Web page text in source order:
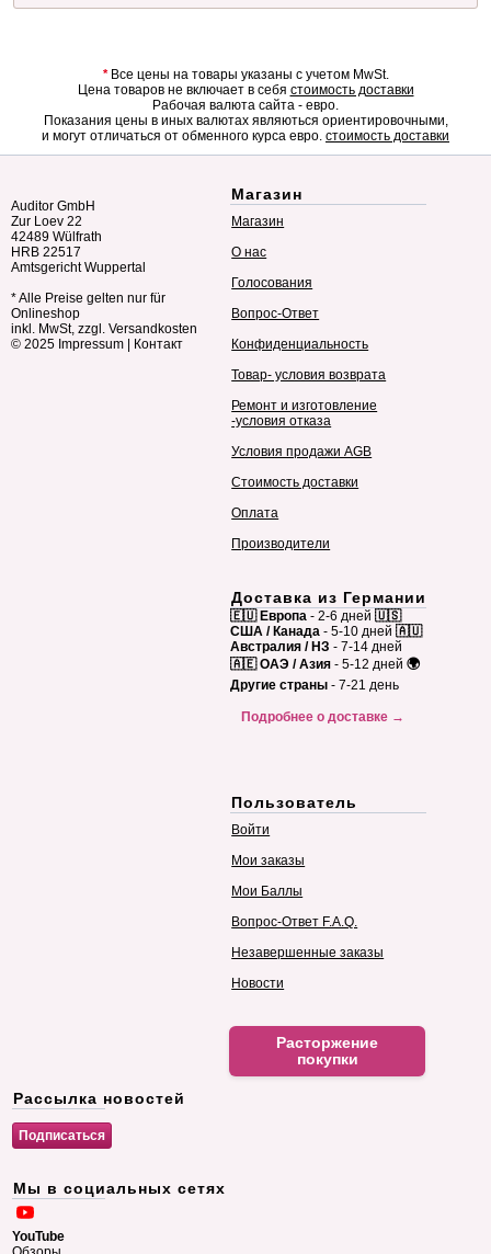
*Все цены на товары указаны с учетом MwSt.
Цена товаров не включает в себя стоимость доставки
Рабочая валюта сайта - евро.
Показания цены в иных валютах являються ориентировочными,
и могут отличаться от обменного курса евро. стоимость доставки
Auditor GmbH
Zur Loev 22
42489 Wülfrath
HRB 22517
Amtsgericht Wuppertal
* Alle Preise gelten nur für
Onlineshop
inkl. MwSt, zzgl. Versandkosten
© 2025 Impressum Контакт
Магазин
Магазин
О нас
Голосования
Вопрос-Ответ
Конфиденциальность
Товар- условия возврата
Ремонт и изготовление
-условия отказа
Условия продажи AGB
Стоимость доставки
Оплата
Производители
Доставка из Германии
🇪🇺 Европа - 2-6 дней 🇺🇸
США / Канада - 5-10 дней 🇦🇺
Австралия / НЗ - 7-14 дней
🇦🇪 ОАЭ / Азия - 5-12 дней 🌍
Другие страны - 7-21 день
Подробнее о доставке →
Пользователь
Войти
Мои заказы
Мои Баллы
Вопрос-Ответ F.A.Q.
Незавершенные заказы
Новости
Расторжение
покупки
Рассылка новостей
Мы в социальных сетях
YouTube